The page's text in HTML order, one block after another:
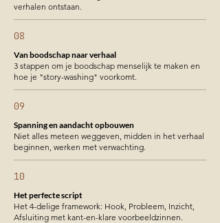
verhalen ontstaan.
08
Van boodschap naar verhaal
3 stappen om je boodschap menselijk te maken en
hoe je "story-washing" voorkomt.
09
Spanning en aandacht opbouwen
Niet alles meteen weggeven, midden in het verhaal
beginnen, werken met verwachting.
10
Het perfecte script
Het 4-delige framework: Hook, Probleem, Inzicht,
Afsluiting met kant-en-klare voorbeeldzinnen.